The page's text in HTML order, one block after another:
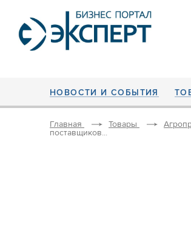
НОВОСТИ И СОБЫТИЯ
Главная Товары
поставщиков...